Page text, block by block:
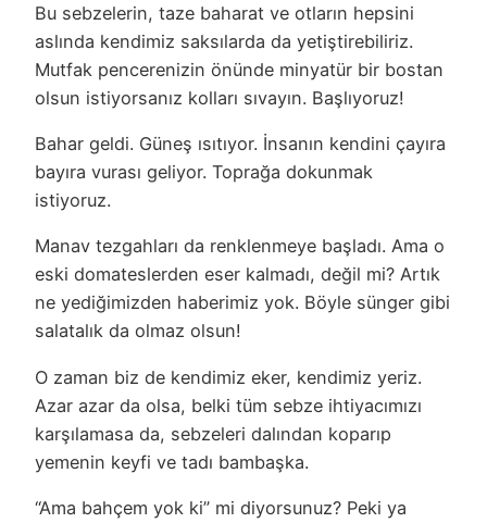
Bu sebzelerin, taze baharat ve otların hepsini
aslında kendimiz saksılarda da yetiştirebiliriz.
Mutfak pencerenizin önünde minyatür bir bostan
olsun istiyorsanız kolları sıvayın. Başlıyoruz!
Bahar geldi. Güneş ısıtıyor. İnsanın kendini çayıra
bayıra vurası geliyor. Toprağa dokunmak
istiyoruz.
Manav tezgahları da renklenmeye başladı. Ama o
eski domateslerden eser kalmadı, değil mi? Artık
ne yediğimizden haberimiz yok. Böyle sünger gibi
salatalık da olmaz olsun!
O zaman biz de kendimiz eker, kendimiz yeriz.
Azar azar da olsa, belki tüm sebze ihtiyacımızı
karşılamasa da, sebzeleri dalından koparıp
yemenin keyfi ve tadı bambaşka.
“Ama bahçem yok ki” mi diyorsunuz? Peki ya